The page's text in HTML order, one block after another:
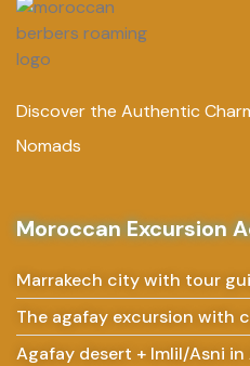
Discover the Authentic
Nomads
Moroccan Excursion
Marrakech city with tour
The agafay excursion with
Agafay desert + Imlil/Asni